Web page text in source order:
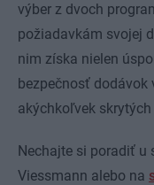
výber z dvoch
požiadavkám svojej
nim získa nielen
bezpečnosť dodávok
akýchkoľvek
Nechajte si poradiť u
Viessmann alebo na